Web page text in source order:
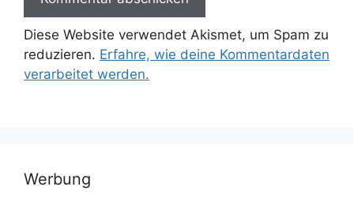
Diese Website verwendet Akismet, um Spam zu
reduzieren. Erfahre, wie deine Kommentardaten
verarbeitet werden.
Werbung